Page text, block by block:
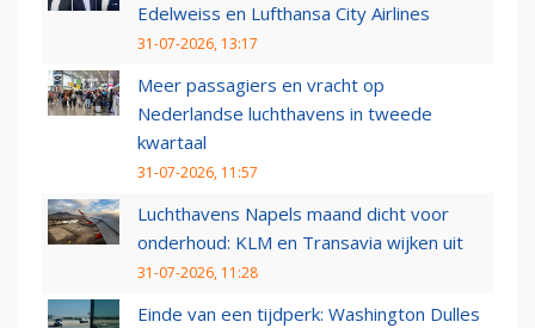
Edelweiss en Lufthansa City Airlines
31-07-2026, 13:17
Meer passagiers en vracht op
Nederlandse luchthavens in tweede
kwartaal
31-07-2026, 11:57
Luchthavens Napels maand dicht voor
onderhoud: KLM en Transavia wijken uit
31-07-2026, 11:28
Einde van een tijdperk: Washington Dulles